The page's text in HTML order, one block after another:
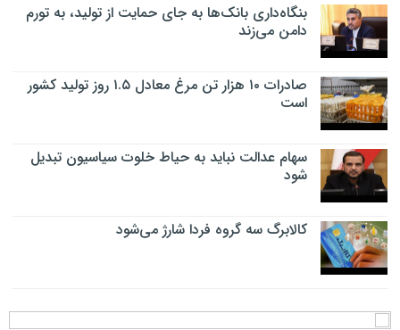
بنگاه‌داری بانک‌ها به جای حمایت از تولید، به تورم
دامن می‌زند
صادرات ۱۰ هزار تن مرغ معادل ۱.۵ روز تولید کشور
است
سهام عدالت نباید به حیاط خلوت سیاسیون تبدیل
شود
کالابرگ سه گروه فردا شارژ می‌شود